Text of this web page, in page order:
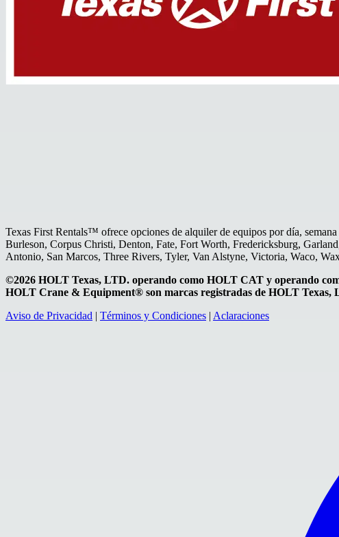
Texas First Rentals™ ofrece opciones de alquiler de equipos por día,
Burleson, Corpus Christi, Denton, Fate, Fort Worth, Fredericksburg,
Antonio, San Marcos, Three Rivers, Tyler, Van Alstyne, Victoria, Waco,
©2026 HOLT Texas, LTD. operando como HOLT CAT y operando
HOLT Crane & Equipment® son marcas registradas de HOLT Texas,
Aviso de Privacidad | Términos y Condiciones | Aclaraciones